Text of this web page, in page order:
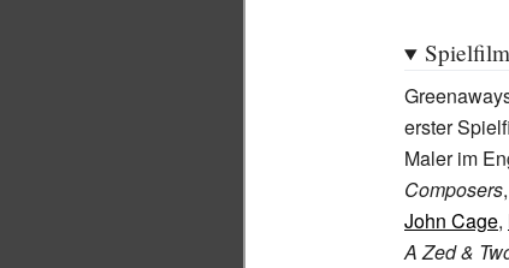
erster
Maler im
Composers
John Cage,
A Zed &